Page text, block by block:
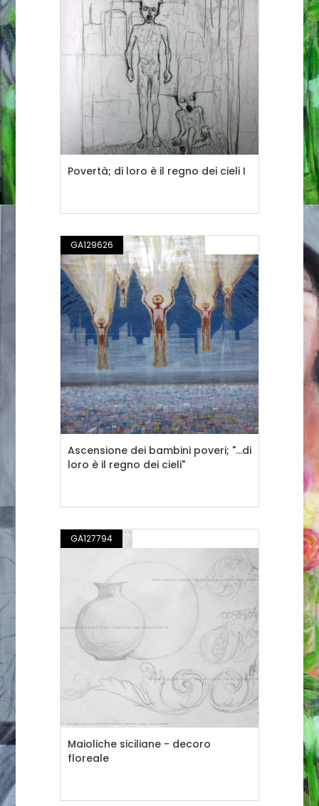
Povertà; di loro è il regno dei cieli I
GA129626
Ascensione dei bambini poveri; "...di
loro è il regno dei cieli"
GA127794
Maioliche siciliane - decoro
floreale